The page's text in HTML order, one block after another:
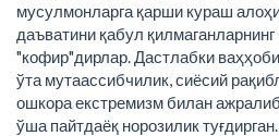
мусулмонларга қарши кураш
даъватини қабул қилмаганларнинг
"кофир"дирлар. Дастлабки
ўта мутаассибчилик, сиёсий
ошкора екстремизм билан
ўша пайтдаёқ норозилик